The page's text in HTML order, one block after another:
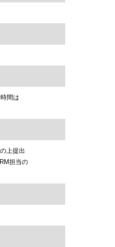
間は
上提出
担当の